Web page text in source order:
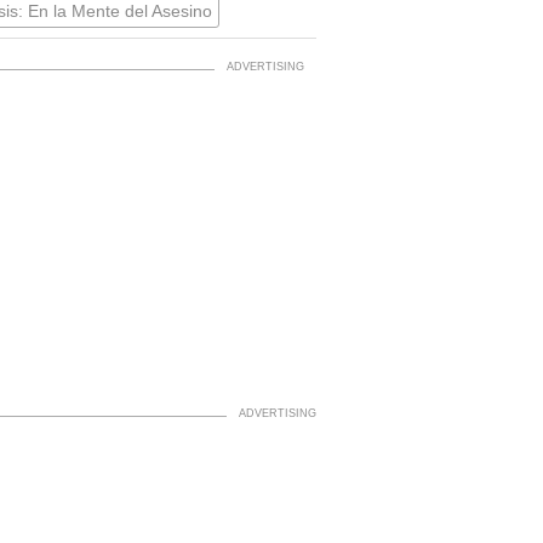
En la Mente del Asesino